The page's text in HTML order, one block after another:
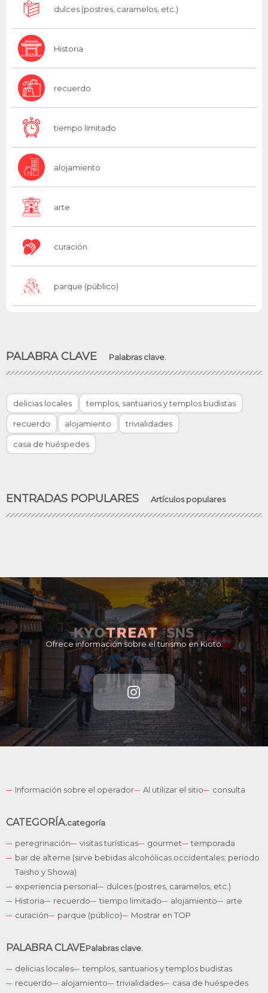
dulces (postres, caramelos, etc.)
Historia
recuerdo
tiempo limitado
alojamiento
arte
curación
parque (público)
PALABRA CLAVE Palabras clave.
delicias locales templos, santuarios y templos budistas
recuerdo alojamiento trivialidades
casa de huéspedes
ENTRADAS POPULARES Artículos populares
Ofrece información sobre el turismo en Kioto.
Información sobre el operador Al utilizar el sitio consulta
CATEGORÍA.categoría
peregrinación visitas turísticas gourmet
temporada
bar de alterne (sirve bebidas alcohólicas occidentales; periodo
Taisho y Showa)
experiencia personal
dulces (postres, caramelos, etc.)
Historia
recuerdo tiempo limitado alojamiento
arte
curación
parque (público) Mostrar en TOP
PALABRA CLAVEPalabras clave.
delicias locales
templos, santuarios y templos budistas
recuerdo
alojamiento trivialidades casa de huéspedes
Chinese
English